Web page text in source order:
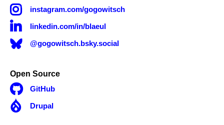
 instagram.com/gogowitsch
 linkedin.com/in/blaeul
@gogowitsch.bsky.social
Open Source
 GitHub
 Drupal